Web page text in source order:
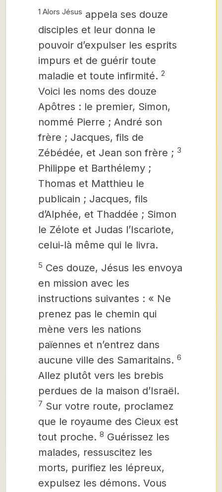
1 Alors Jésus appela ses douze
disciples et leur donna le
pouvoir d’expulser les esprits
impurs et de guérir toute
maladie et toute infirmité. 2
Voici les noms des douze
Apôtres : le premier, Simon,
nommé Pierre ; André son
frère ; Jacques, fils de
Zébédée, et Jean son frère ; 3
Philippe et Barthélemy ;
Thomas et Matthieu le
publicain ; Jacques, fils
d’Alphée, et Thaddée ; Simon
le Zélote et Judas l’Iscariote,
celui-là même qui le livra.
5 Ces douze, Jésus les envoya
en mission avec les
instructions suivantes : « Ne
prenez pas le chemin qui
mène vers les nations
païennes et n’entrez dans
aucune ville des Samaritains. 6
Allez plutôt vers les brebis
perdues de la maison d’Israël.
7 Sur votre route, proclamez
que le royaume des Cieux est
tout proche. 8 Guérissez les
malades, ressuscitez les
morts, purifiez les lépreux,
expulsez les démons. Vous